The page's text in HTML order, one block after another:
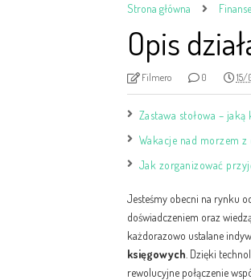
Strona główna Finanse
Opis
Filmero 0 15/
Zastawa stołowa – jaką
Wakacje nad morzem
Jak zorganizować
Jesteśmy obecni na rynku
doświadczeniem oraz
każdorazowo ustalane
księgowych . Dzięki
rewolucyjne połączenie